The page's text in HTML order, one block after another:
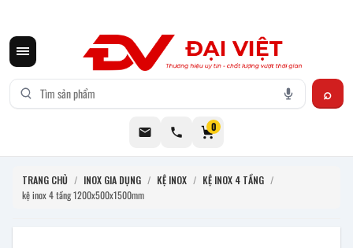
0
TRANG CHỦ / INOX GIA DỤNG / KỆ INOX / KỆ INOX 4 TẦNG /
kệ inox 4 tầng 1200x500x1500mm